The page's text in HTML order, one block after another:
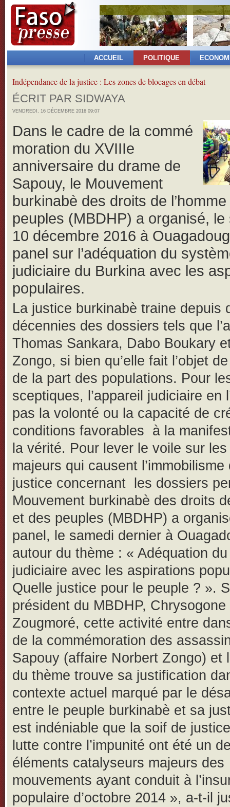
ACCUEIL POLITIQUE
Indépendance de la justice : Les zones de blocages en débat
ÉCRIT PAR SIDWAYA
VENDREDI, 16 DÉCEMBRE 2016 09:07
Dans le cadre de la commé
moration du XVIIIe
anniversaire du drame de
Sapouy, le Mouvement
burkinabè des droits de
peuples (MBDHP) a organisé, le
10 décembre 2016 à
panel sur l’adéquation du
judiciaire du Burkina avec les
populaires.
La justice burkinabè traine depuis
décennies des dossiers tels que
Thomas Sankara, Dabo Boukary
Zongo, si bien qu’elle fait l’objet
de la part des populations. Pour
sceptiques, l’appareil judiciaire en
pas la volonté ou la capacité de
conditions favorables à la
la vérité. Pour lever le voile sur
majeurs qui causent l’immobilisme
justice concernant les dossiers
Mouvement burkinabè des droits
et des peuples (MBDHP) a
panel, le samedi dernier à
autour du thème : « Adéquation
judiciaire avec les aspirations
Quelle justice pour le peuple ? ».
président du MBDHP, Chrysogone
Zougmoré, cette activité entre
de la commémoration des
Sapouy (affaire Norbert Zongo) et
du thème trouve sa justification
contexte actuel marqué par le
entre le peuple burkinabè et sa
est indéniable que la soif de
lutte contre l’impunité ont été un
éléments catalyseurs majeurs des
mouvements ayant conduit à
populaire d’octobre 2014 », a-t-il